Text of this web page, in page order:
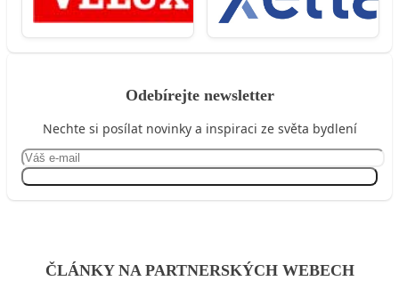
Odebírejte newsletter
Nechte si posílat novinky a inspiraci ze světa bydlení
ČLÁNKY NA PARTNERSKÝCH WEBECH